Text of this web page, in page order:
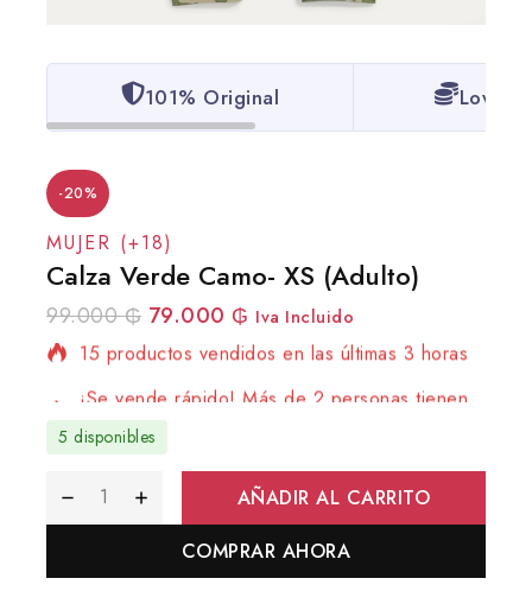
101% Original Lowest
-20%
MUJER (+18)
Calza Verde Camo- XS (Adulto)
99.000₲ 79.000 ₲ Iva Incluido
15 productos vendidos en las últimas 3 horas
¡Se vende rápido! Más de 2 personas tienen
en su carrito
5 disponibles
AÑADIR AL CARRITO
COMPRAR AHORA